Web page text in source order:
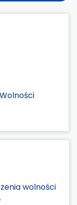
wolności